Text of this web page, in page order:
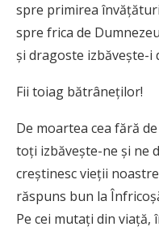
spre primirea
spre frica de
şi dragoste izbăveşte-i
Fii toiag bătrâneţilor!
De moartea cea fără
toţi izbăveşte-ne şi ne
creştinesc vieţii
răspuns bun la
Pe cei mutaţi din viaţă,